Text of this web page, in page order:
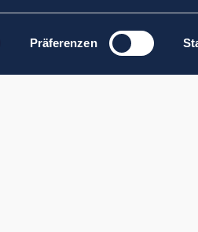
Präferenzen